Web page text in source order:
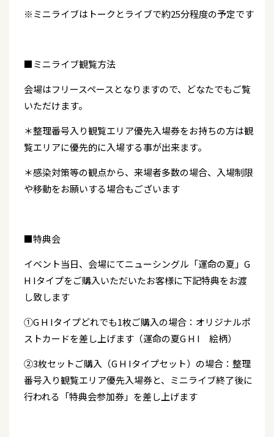
※ミニライブはトークとライブで約25分程度の予定です
■ミニライブ観覧方法
会場はフリースペースとなりますので、どなたでもご覧
いただけます。
＊整理番号入り観覧エリア優先入場券をお持ちの方は観
覧エリアに優先的に入場する事が出来ます。
＊感染対策等の観点から、来場者多数の場合、入場制限
や移動をお願いする場合もございます
■特典会
イベント当日、会場にてニューシングル「運命の夏」G
H Iタイプをご購入いただいたお客様に下記特典をお渡
し致します
①G H Iタイプどれでも1枚ご購入の場合：オリジナルポ
ストカードを差し上げます（運命の夏G H I 絵柄）
②3枚セットご購入（G H Iタイプセット）の場合：整理
番号入り観覧エリア優先入場券と、ミニライブ終了後に
行われる「特典会参加券」を差し上げます